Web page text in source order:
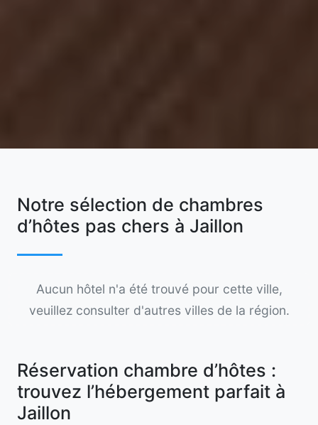
Notre sélection de chambres
d’hôtes pas chers à Jaillon
Aucun hôtel n'a été trouvé pour cette ville,
veuillez consulter d'autres villes de la région.
Réservation chambre d’hôtes :
trouvez l’hébergement parfait à
Jaillon